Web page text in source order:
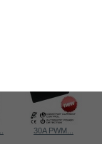
30A PWM...